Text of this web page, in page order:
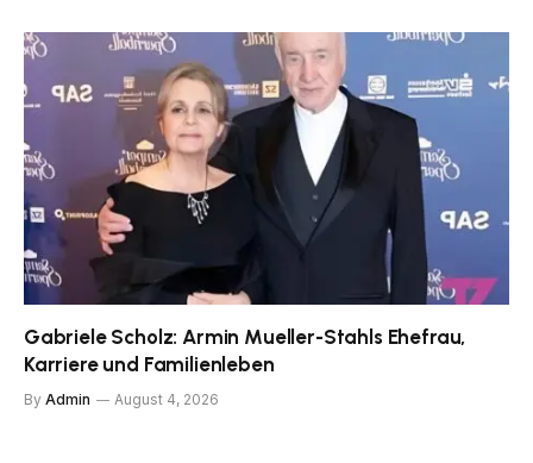
Gabriele Scholz: Armin Mueller-Stahls Ehefrau,
Karriere und Familienleben
By Admin August 4, 2026